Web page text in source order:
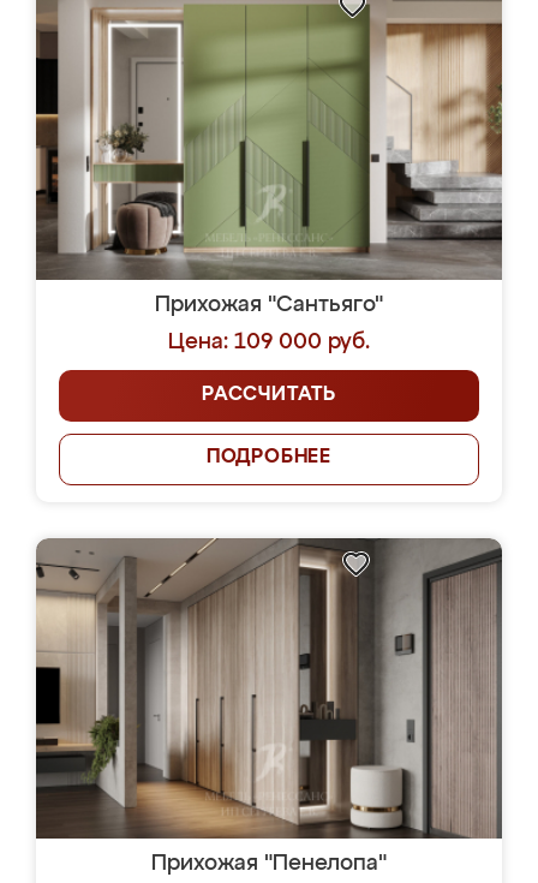
Прихожая "Сантьяго"
Цена: 109 000 руб.
РАССЧИТАТЬ
ПОДРОБНЕЕ
Прихожая "Пенелопа"